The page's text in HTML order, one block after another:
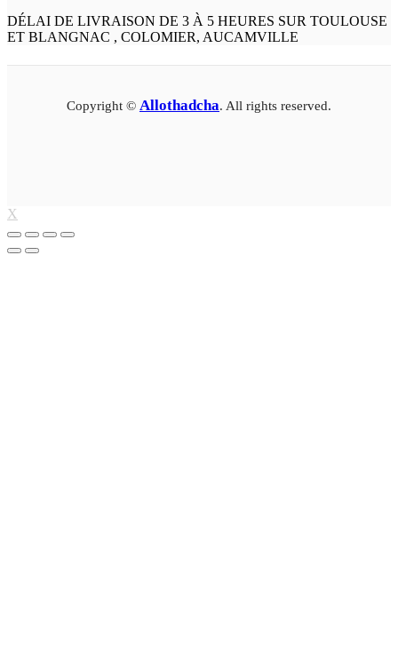
DÉLAI DE LIVRAISON DE 3 À 5 HEURES SUR TOULOUSE
ET BLANGNAC , COLOMIER, AUCAMVILLE
Copyright © Allothadcha. All rights reserved.
X